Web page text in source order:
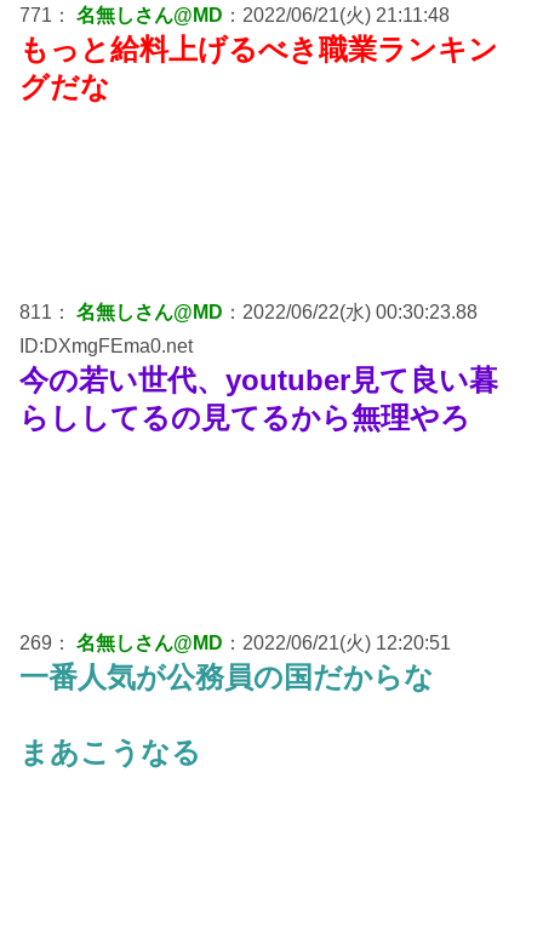
771： 名無しさん@MD ：2022/06/21(火) 21:11:48
もっと給料上げるべき職業ランキン
グだな
811： 名無しさん@MD ：2022/06/22(水) 00:30:23.88
ID:DXmgFEma0.net
今の若い世代、youtuber見て良い暮
らししてるの見てるから無理やろ
269： 名無しさん@MD ：2022/06/21(火) 12:20:51
一番人気が公務員の国だからな
まあこうなる